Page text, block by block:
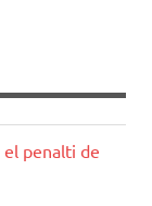
penalti de